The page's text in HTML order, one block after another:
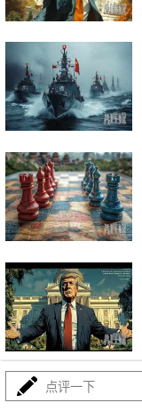
点评一下